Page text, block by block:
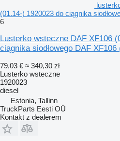
(01.14-) 1920023 do ciągnika
6
Lusterko wsteczne DAF XF106
ciągnika siodłowego DAF XF106
79,03 € ≈ 340,30 zł
Lusterko wsteczne
1920023
diesel
Estonia, Tallinn
TruckParts Eesti OÜ
Kontakt z dealerem